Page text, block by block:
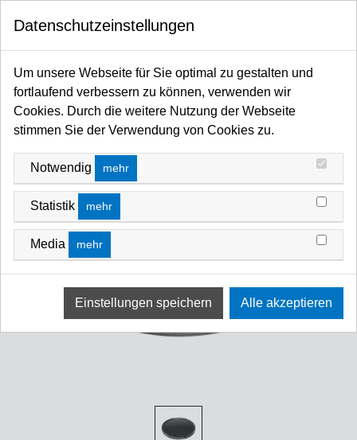
Startseite MANFROTTO SHOP Syrp - Motion Control Motion Control
Datenschutzeinstellungen
Um unsere Webseite für Sie optimal zu gestalten und
fortlaufend verbessern zu können, verwenden wir
Cookies. Durch die weitere Nutzung der Webseite
stimmen Sie der Verwendung von Cookies zu.
Notwendig mehr
Statistik mehr
Media mehr